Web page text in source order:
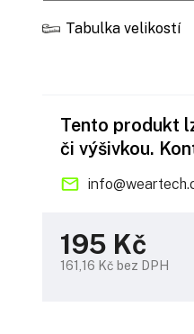
Tabulka velikostí
195 Kč
161,16 Kč bez DPH
Tento produkt
či výšivkou.
info@